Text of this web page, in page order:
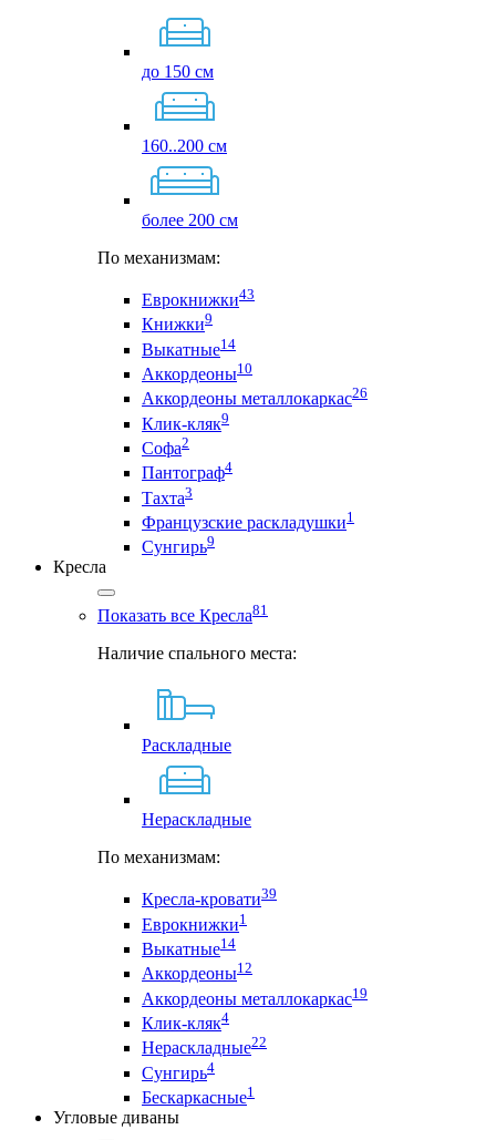
до 150 см
160..200 см
более 200 см
По механизмам:
Еврокнижки43
Книжки9
Выкатные14
Аккордеоны10
Аккордеоны металлокаркас26
Клик-кляк9
Софа2
Пантограф4
Тахта3
Французские раскладушки1
Сунгирь9
Кресла
Показать все Кресла81
Наличие спального места:
Раскладные
Нераскладные
По механизмам:
Кресла-кровати39
Еврокнижки1
Выкатные14
Аккордеоны12
Аккордеоны металлокаркас19
Клик-кляк4
Нераскладные22
Сунгирь4
Бескаркасные1
Угловые диваны